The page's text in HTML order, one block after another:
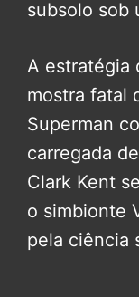
subsolo sob
A estratégia
mostra fatal
Superman
carregada
Clark Kent
o simbionte
pela ciência